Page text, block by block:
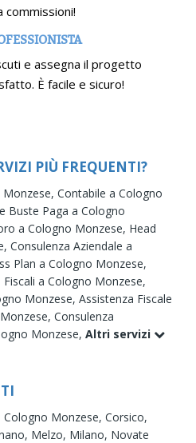
commissioni!
e assegna il progetto
È facile e sicuro!
PIÙ FREQUENTI?
Contabile a Cologno
Buste Paga a Cologno
a Cologno Monzese, Head
Consulenza Aziendale a
Plan a Cologno Monzese,
a Cologno Monzese,
Monzese, Assistenza Fiscale
Consulenza
Monzese, Altri servizi
Cologno Monzese, Corsico,
Melzo, Milano, Novate